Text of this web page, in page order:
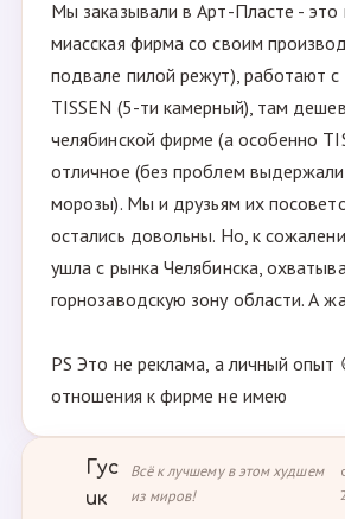
Мы заказывали в Арт-Пласте - это
миасская фирма со своим
подвале пилой режут), работают
TISSEN (5-ти камерный), там
челябинской фирме (а особенно
отличное (без проблем
морозы). Мы и друзьям их
остались довольны. Но, к
ушла с рынка Челябинска,
горнозаводскую зону области. А
PS Это не реклама, а личный опыт
отношения к фирме не имею
Гус
ик
Всё к лучшему в этом худшем
из миров!